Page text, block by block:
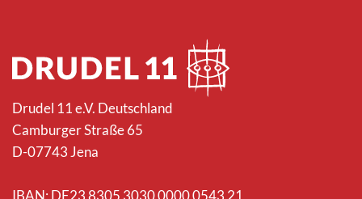
Drudel 11 e.V. Deutschland
Camburger Straße 65
D-07743 Jena
IBAN: DE23 8305 3030 0000 0543 21